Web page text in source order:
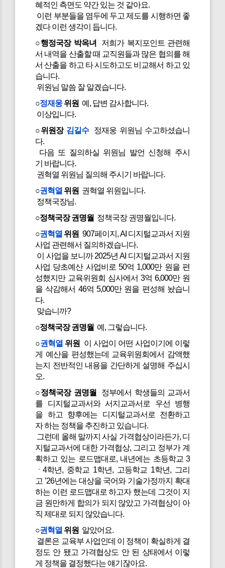
혜적인 측면도 약간 있는 것 같아요.
이런 부분들을 염두에 두고 제도를 시행하면 좋
겠다 이런 생각이 듭니다.
○행정국장 박옥녀 저희가 복지포인트 관련해
서 내역을 산출할 때 교직원들과 많은 협의를 해
서 산출을 하고 타 시도하고도 비교해서 하고 있
습니다.
위원님 말씀 잘 알겠습니다.
○정재웅위원 예, 답변 감사합니다.
이상입니다.
○위원장 김길수정재웅 위원님 수고하셨습니
다.
다음 또 질의하실 위원님 발언 신청해 주시
기 바랍니다.
권혁열 위원님 질의해 주시기 바랍니다.
○권혁열 위원 권혁열 위원입니다.
정책국장님.
○정책국장 권명월 정책국장 권명월입니다.
○권혁열 위원 907페이지, AI 디지털교과서 지원
사업 관련해서 질의하겠습니다.
이 사업을 보니까 2025년 AI 디지털교과서 지원
사업 당초예산 사업비로 50억 1,000만 원을 편
성했지만 교육위원회 심사에서 3억 6,000만 원
을 삭감해서 46억 5,000만 원을 편성해 놨습니
다.
맞습니까?
○정책국장 권명월 예, 그렇습니다.
○권혁열 위원
이 사업이 어떤 사업이기에 이렇
게 예산을 편성했는데 교육위원회에서 감액했
는지 전반적인 내용을 간단하게 설명해 주십시
오.
○정책국장 권명월 정부에서 학생들의 교과서
를 디지털교과서와 서지교과서로 우선 병행
을 하고 향후에는 디지털교과서로 전환하고
자 하는 정책을 추진하고 있습니다.
그런데 올해 말까지 사실 가격협상이라든가, 디
지털교과서에 대한 가격협상, 그리고 정부가 계
획하고 있는 로드맵대로, 내년에는 초등학교 3
ㆍ4학년, 중학교 1학년, 고등학교 1학년, 그리
고 ’26년에는 대상을 국어와 기술가정까지 확대
하는 이런 로드맵대로 하고자 했는데 그것이 지
금 원만하게 합의가 되지 않았고 가격협상이 아
직 제대로 되지 않았습니다.
○권혁열 위원 알았어요.
결론은 교육부 사업인데 이 정책이 확실하게 결
정도 안 됐고 가격협상도 안 된 상태에서 이렇
게 정책을 결정했다는 얘기잖아요.